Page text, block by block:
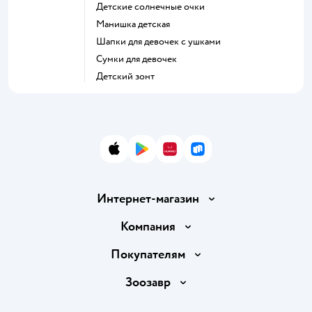
Детские солнечные очки
Манишка детская
Шапки для девочек с ушками
Сумки для девочек
Детский зонт
App StoreGoogle Play
AppGallery
RuStore
Интернет-магазин
Доставка и оплата
Обмен и возврат товара
Правила продажи
Компания
О компании
Инвесторам
Покупателям
Бонусные карты
Зоозавр